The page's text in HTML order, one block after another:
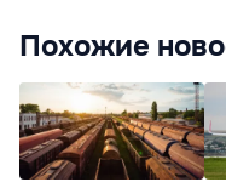
Похожие